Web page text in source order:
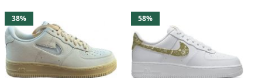
38% 58%